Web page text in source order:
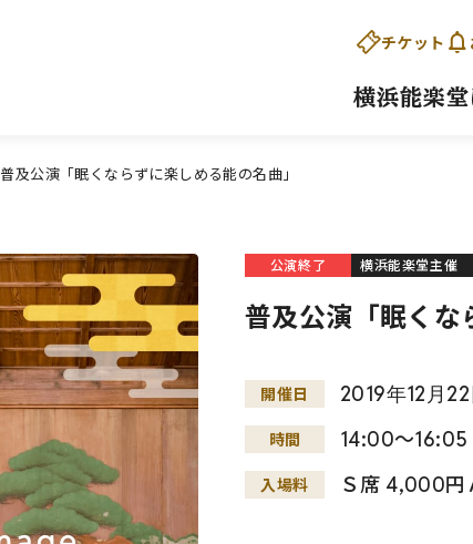
チケット
横浜能楽堂
普及公演「眠くならずに楽しめる能の名曲」
公演終了 横浜能楽堂主催
普及公演「眠くな
開催日 2019年12 月 22
時間 14:00～16:05
入場料 Ｓ席 4,000